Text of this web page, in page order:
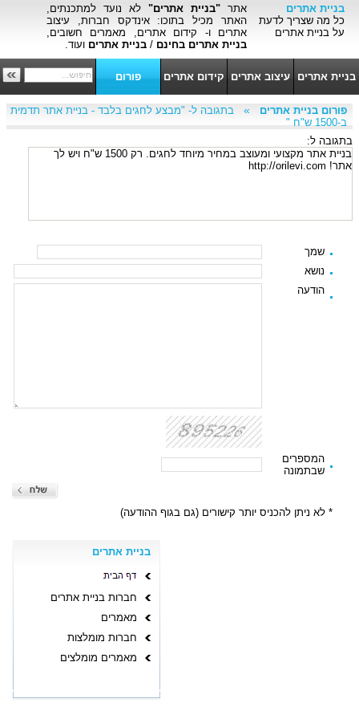
בניית אתרים
כל מה שצריך לדעת
על בניית אתרים
אתר "בניית אתרים" לא נועד למתכנתים,
האתר מכיל בתוכו: אינדקס חברות, עיצוב
אתרים ו- קידום אתרים, מאמרים חשובים,
בניית אתרים בחינם / בניית אתרים ועוד.
בניית אתרים עיצוב אתרים קידום אתרים פורום
פורום בניית אתרים »
בתגובה ל- "מבצע לחגים בלבד - בניית אתר תדמית
ב-1500 ש"ח "
בתגובה ל:
בניית אתר מקצועי ומעוצב במחיר מיוחד לחגים. רק 1500 ש"ח ויש לך
אתר! http://orilevi.com
שמך
נושא
הודעה
המספרים
שבתמונה
* לא ניתן להכניס יותר קישורים (גם בגוף ההודעה)
בניית אתרים
חברות בניית אתרים
מאמרים
חברות מומלצות
מאמרים מומלצים